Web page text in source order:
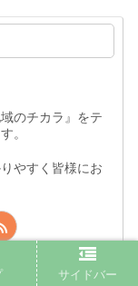
のチカラ』をテ
。
やすく皆様にお
サイドバー